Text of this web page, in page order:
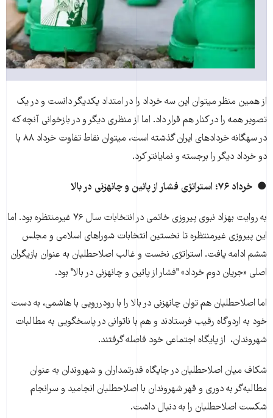
از همین منظر می‎توان این سه خرداد را در امتداد یک‎دیگر دانست و در یک
تصویر همه را در کنار هم قرار داد. اما از منظری دیگر و در بازخوانی آن‎چه که
در سه‎گانه خردادهای ایران گذشته است، می‎توان نقاط تفاوت خرداد ۸۸ با
دو خرداد دیگر را برجسته و نمایان‎تر کرد.
● خرداد ۷۶؛ استراتژی فشار از پائین و چانه‎زنی در بالا
به روایت بهزاد نبوی پیروزی خاتمی در انتخابات سال ۷۶ غیرمنتظره بود. اما
این پیروزی غیرمنتظره تا نخستین انتخابات شوراهای اسلامی و مجلس
ششم ادامه یافت. استراتژی نخست و غالب اصلاح‎طلبان به عنوان بازیگران
اصلی «جریان دوم خرداد» "فشار از پائین و چانه‎زنی در بالا" بود.
اما اصلاح‎طلبان هم توان چانه‎زنی در بالا را با رودررویی با هاشمی، به دست
خود به اردوگاه رقیب فرستادند و هم با ناتوانی در پاسخگویی به مطالبات
شهروندان، از پایگاه اجتماعی خود فاصله گرفتند.
شکاف میان اصلاح‎طلبان در جایگاه قدرت‎مداران و شهروندان به عنوان
مطالبه‌‏گر به دوری و قهر شهروندان با اصلاح‎طلبان انجامید و سرانجام
شکست اصلاح‎طلبان را به دنبال داشت.